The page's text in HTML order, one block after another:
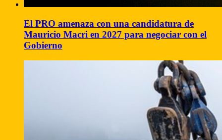
El PRO amenaza con una candidatura de
Mauricio Macri en 2027 para negociar con el
Gobierno